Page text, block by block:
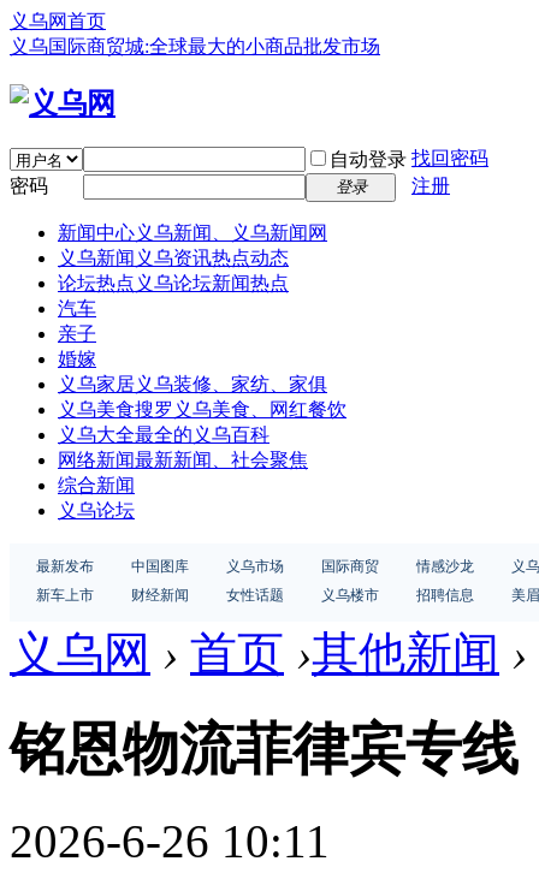
义乌网首页
义乌国际商贸城:全球最大的小商品批发市场
自动登录 找回密码
密码
登录 注册
新闻中心义乌新闻、义乌新闻网
义乌新闻 义乌资讯热点动态
论坛热点 义乌论坛新闻热点
汽车
亲子
婚嫁
义乌家居义乌装修、家纺、家俱
义乌美食搜罗义乌美食、网红餐饮
义乌大全最全的义乌百科
网络新闻最新新闻、社会聚焦
综合新闻
义乌论坛
最新发布 中国图库 义乌市场 国际商贸 情感沙龙
义
新车上市
财经新闻 女性话题 义乌楼市 招聘信息 美
义乌网 › 首页 ›其他新闻 ›
铭恩物流菲律宾专
2026-6-26 10:11